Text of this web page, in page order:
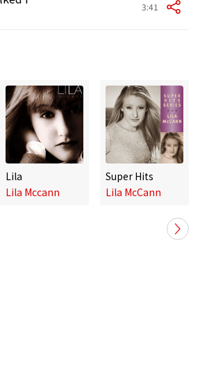
3:41
Lila
Lila Mccann
Super Hits
Lila McCann